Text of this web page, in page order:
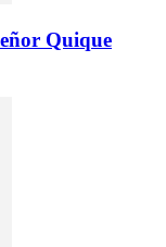
Quique